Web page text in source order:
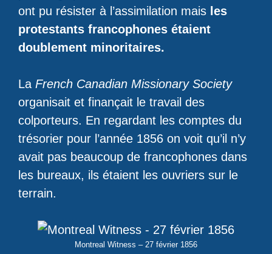
ont pu résister à l’assimilation mais les
protestants francophones étaient
doublement minoritaires.
La French Canadian Missionary Society
organisait et finançait le travail des
colporteurs. En regardant les comptes du
trésorier pour l’année 1856 on voit qu’il n’y
avait pas beaucoup de francophones dans
les bureaux, ils étaient les ouvriers sur le
terrain.
Montreal Witness – 27 février 1856